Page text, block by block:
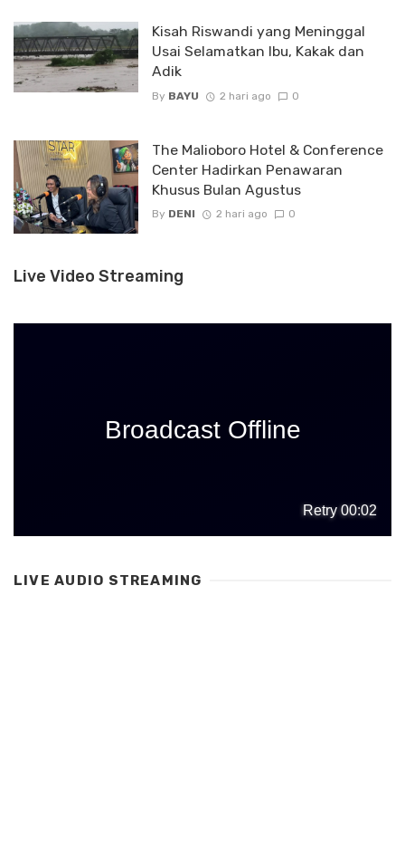
Kisah Riswandi yang Meninggal
Usai Selamatkan Ibu, Kakak dan
Adik
By BAYU 2 hari ago 0
The Malioboro Hotel & Conference
Center Hadirkan Penawaran
Khusus Bulan Agustus
By DENI 2 hari ago 0
Live Video Streaming
LIVE AUDIO STREAMING